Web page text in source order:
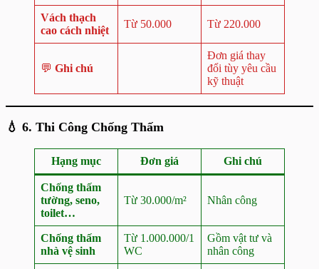
Vách thạch
cao cách nhiệt
Từ 50.000 Từ 220.000
💬 Ghi chú
Đơn giá thay
đổi tùy yêu cầu
kỹ thuật
💧 6. Thi Công Chống Thấm
Hạng mục Đơn giá Ghi chú
Chống thấm
tường, seno,
toilet…
Từ 30.000/m² Nhân công
Chống thấm
nhà vệ sinh
Từ 1.000.000/1
WC
Gồm vật tư và
nhân công